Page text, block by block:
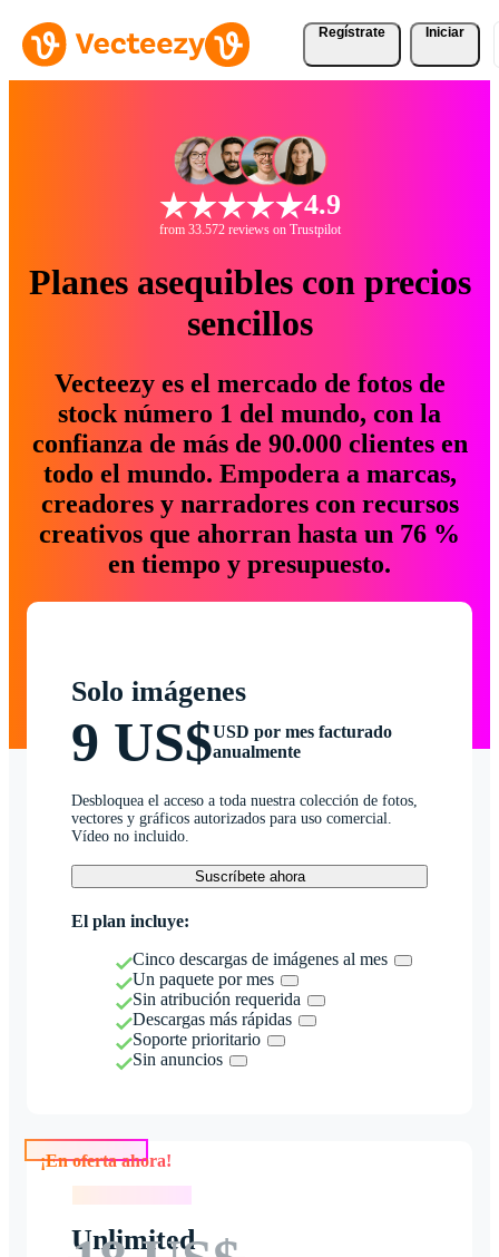
Regístrate Iniciar
4.9
from 33.572 reviews on Trustpilot
Planes asequibles con precios
sencillos
Vecteezy es el mercado de fotos de
stock número 1 del mundo, con la
confianza de más de 90.000 clientes en
todo el mundo. Empodera a marcas,
creadores y narradores con recursos
creativos que ahorran hasta un 76 %
en tiempo y presupuesto.
Solo imágenes
9 US$USD por mes facturado
anualmente
Desbloquea el acceso a toda nuestra colección de fotos,
vectores y gráficos autorizados para uso comercial.
Vídeo no incluido.
Suscríbete ahora
El plan incluye:
Cinco descargas de imágenes al mes
Un paquete por mes
Sin atribución requerida
Descargas más rápidas
Soporte prioritario
Sin anuncios
Unlimited